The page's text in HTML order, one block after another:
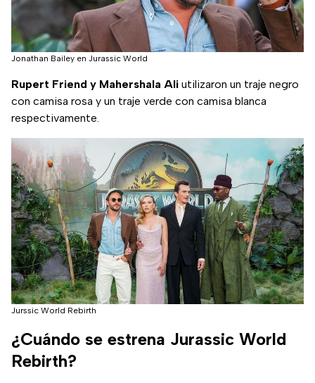
Jonathan Bailey en Jurassic World
Rupert Friend y Mahershala Ali utilizaron un traje negro
con camisa rosa y un traje verde con camisa blanca
respectivamente.
Jurssic World Rebirth
¿Cuándo se estrena Jurassic World
Rebirth?